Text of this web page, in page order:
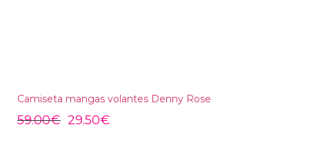
Camiseta mangas volantes Denny Rose
59.00€ 29.50€